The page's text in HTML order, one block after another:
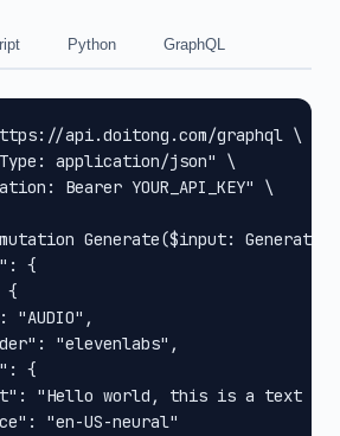
Python GraphQL
api.doitong.com/graphql \
application/json" \
Bearer YOUR_API_KEY" \
Generate($input:
{
{
"AUDIO",
"elevenlabs",
{
"Hello world, this is a text to
"en-US-neural"